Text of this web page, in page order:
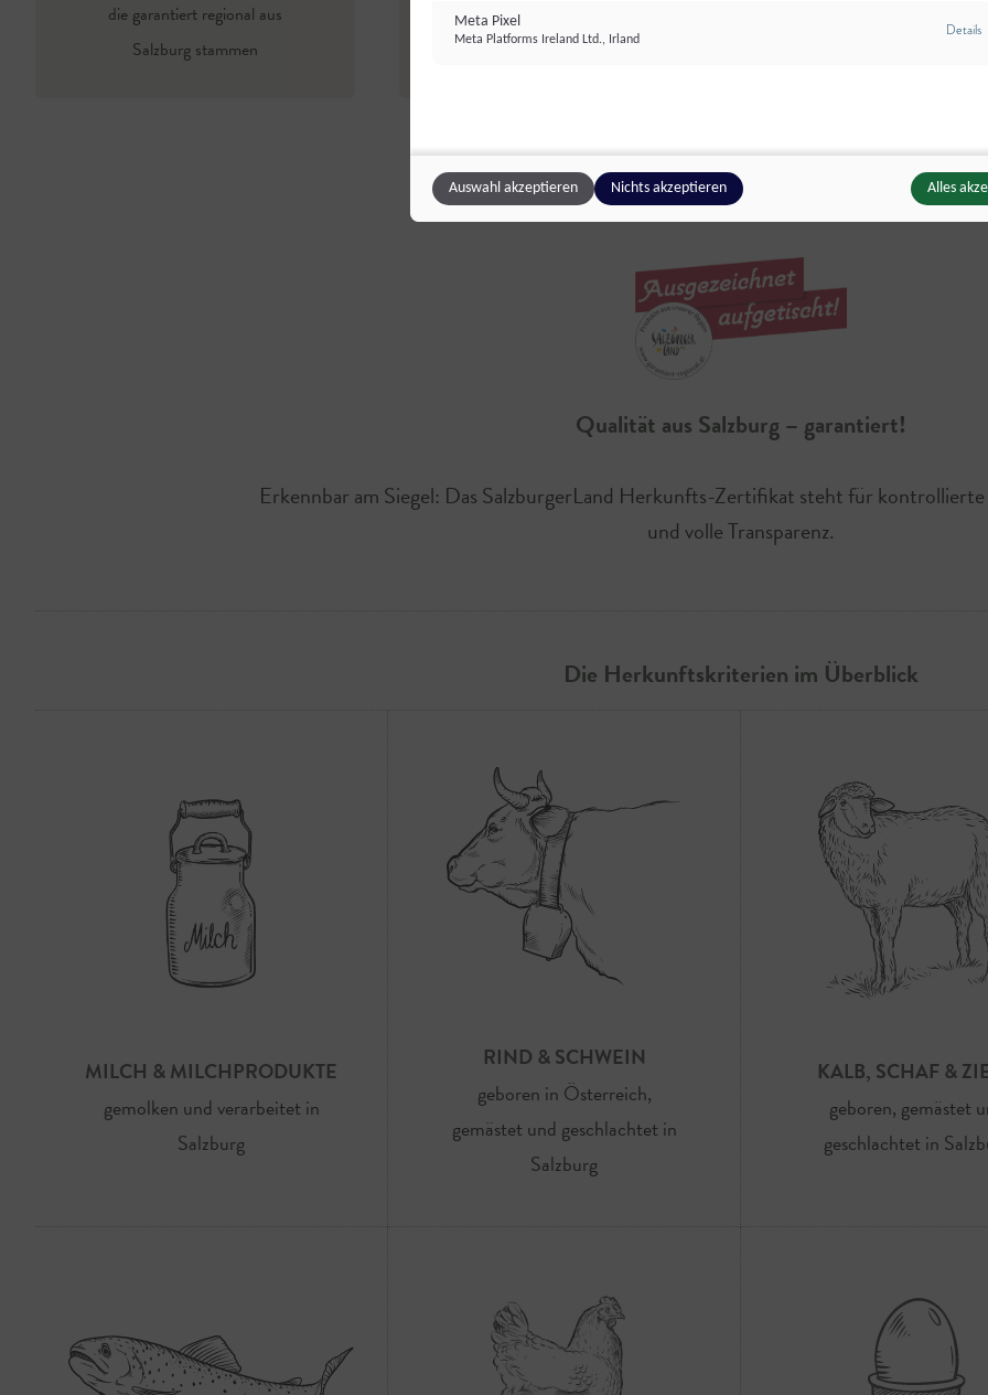
die garantiert regional aus
Salzburg stammen
die garantiert regionale
Produkte erzeugen
tischen
Qualität aus Salzburg – garantiert!
Erkennbar am Siegel: Das SalzburgerLand Herkunfts-Zertifikat steht für
und volle Transparenz.
Die Herkunftskriterien im Überblick
MILCH & MILCHPRODUKTE
gemolken und verarbeitet in
Salzburg
RIND & SCHWEIN
geboren in Österreich,
gemästet und geschlachtet in
Salzburg
KALB, SCHAF &
geboren, gemästet
geschlachtet in
Meta Pixel
Meta Platforms Ireland Ltd., Irland
Details
Auswahl akzeptieren Nichts akzeptieren Alles